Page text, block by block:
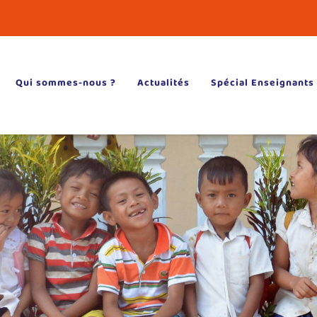
Qui sommes-nous ? Actualités Spécial Enseignants